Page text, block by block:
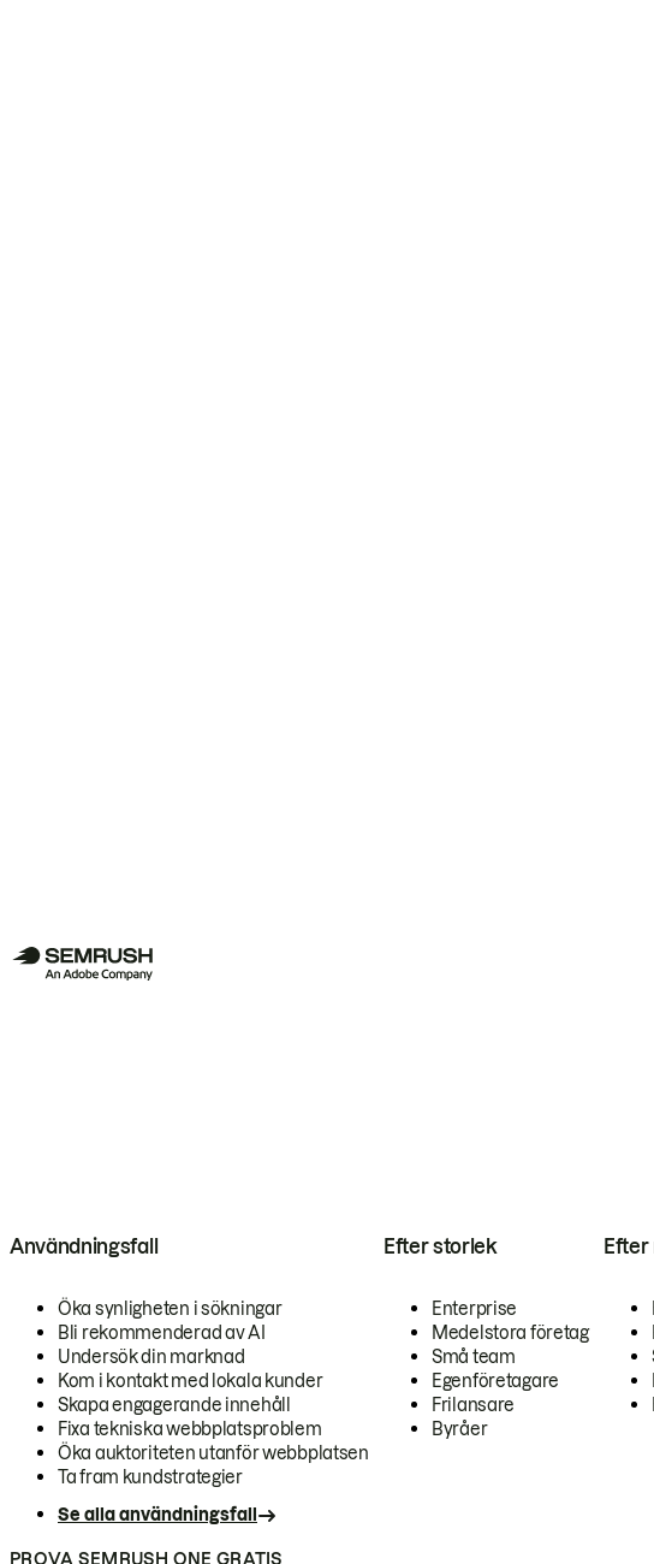
Användningsfall
Öka synligheten i sökningar
Bli rekommenderad av AI
Undersök din marknad
Kom i kontakt med lokala kunder
Skapa engagerande innehåll
Fixa tekniska webbplatsproblem
Öka auktoriteten utanför webbplatsen
Ta fram kundstrategier
Se alla användningsfall
Efter storlek
Enterprise
Medelstora företag
Små team
Egenföretagare
Frilansare
Byråer
Efter
PROVA SEMRUSH ONE GRATIS